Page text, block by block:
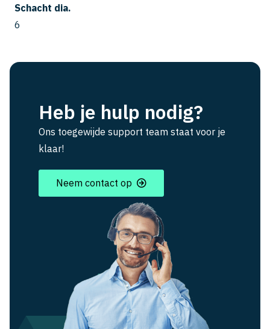
Schacht dia.
6
Heb je hulp nodig?
Ons toegewijde support team staat voor je
klaar!
Neem contact op